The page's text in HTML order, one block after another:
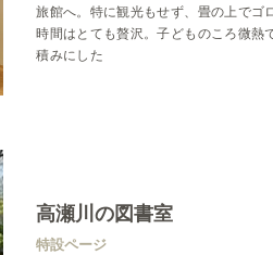
旅館へ。特に観光もせず、畳の上でゴ
時間はとても贅沢。子どものころ微熱
積みにした
高瀬川の図書室
特設ページ